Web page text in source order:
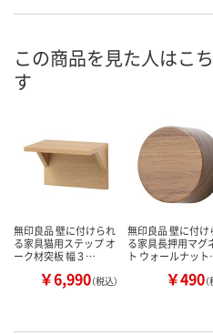
号
数量
カゴへ
この商品を見た人はこ
す
無印良品 壁に付けられ
る家具猫用ステップ オ
ーク材突板 幅３…
￥6,990（税込）
無印良品 壁に付け
る家具長押用マグ
ト ウォールナッ
￥490